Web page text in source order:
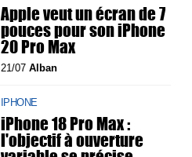
Apple veut un écran de 7
pouces pour son iPhone
20 Pro Max
21/07 Alban
IPHONE
iPhone 18 Pro Max :
l'objectif à ouverture